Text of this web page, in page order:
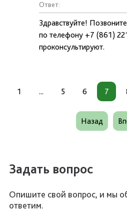
Ответ:
Здравствуйте!
по телефону +7 (861)
проконсультируют.
1 ... 5 6 7
Назад
Задать вопрос
Опишите свой вопрос, и мы
ответим.